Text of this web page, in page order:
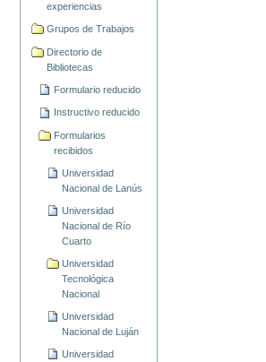
experiencias
Grupos de Trabajos
Directorio de
Bibliotecas
Formulario reducido
Instructivo reducido
Formularios
recibidos
Universidad
Nacional de Lanús
Universidad
Nacional de Río
Cuarto
Universidad
Tecnológica
Nacional
Universidad
Nacional de Luján
Universidad